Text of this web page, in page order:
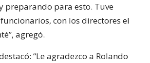
preparando para esto. Tuve
con los directores el
agregó.
“Le agradezco a Rolando